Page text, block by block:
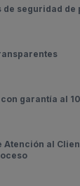
de seguridad de
garantía al
Atención al